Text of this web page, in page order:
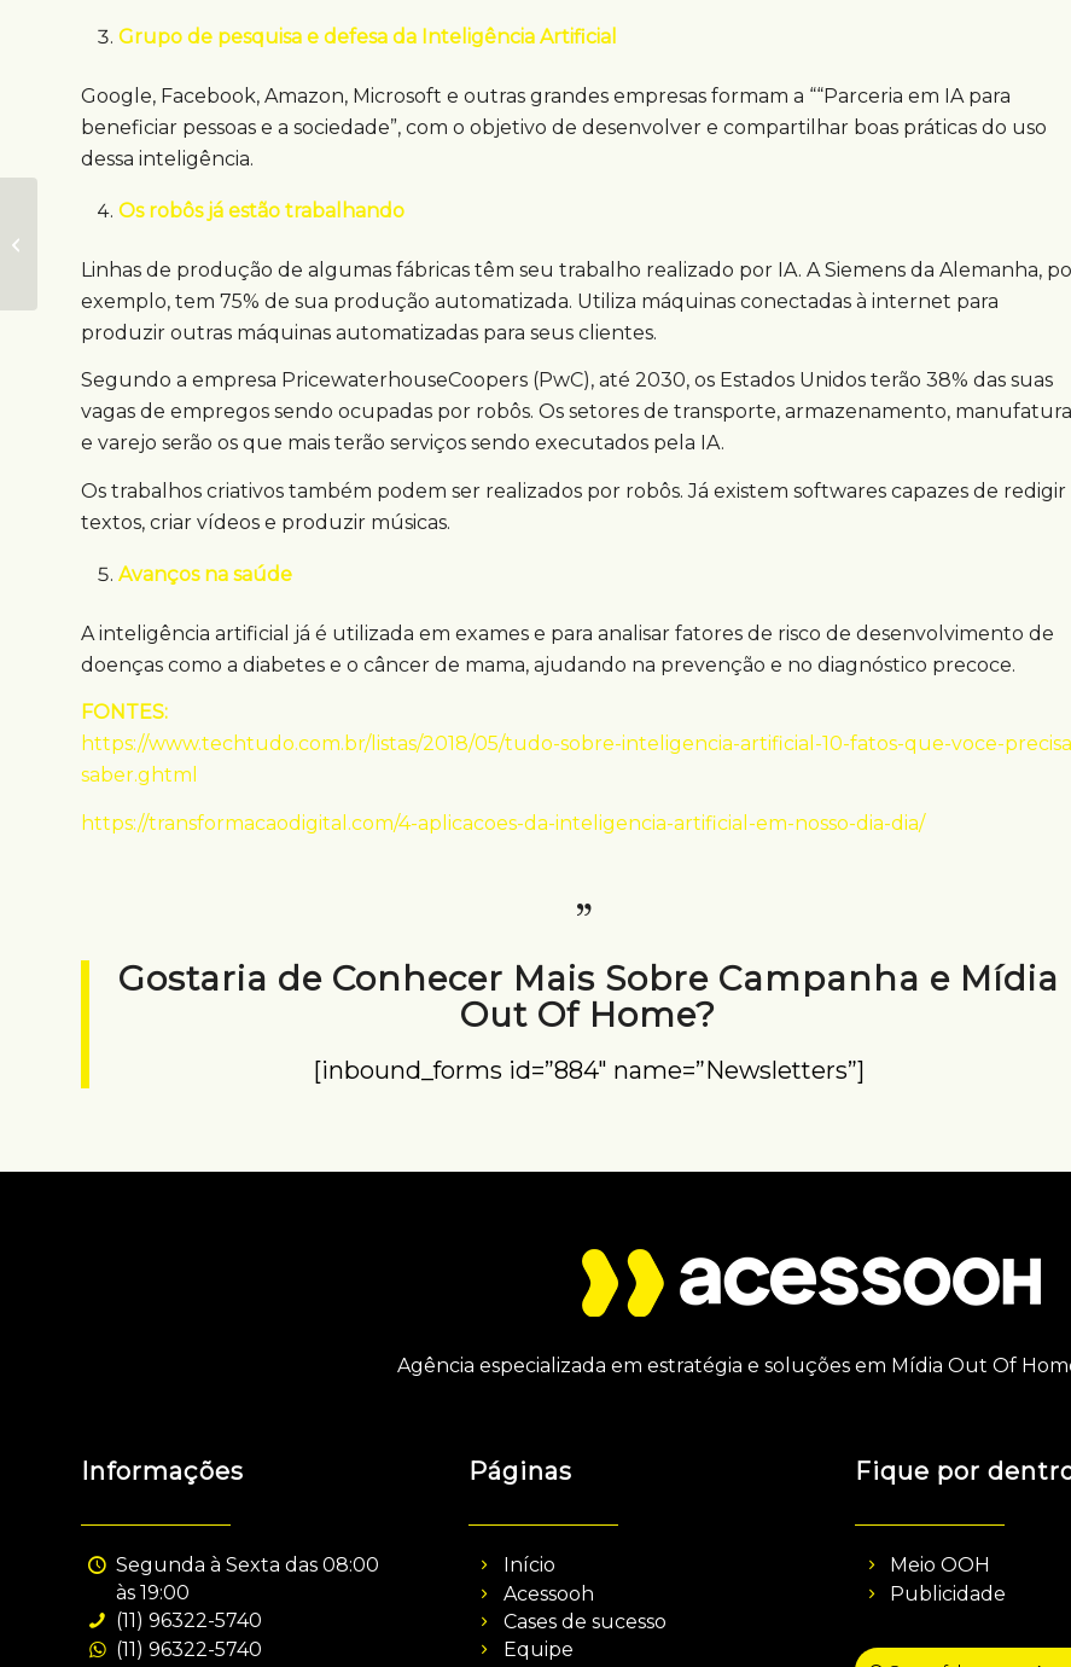
Grupo de pesquisa e defesa da Inteligência Artificial
Google, Facebook, Amazon, Microsoft e outras grandes empresas formam a ““Parceria em IA para
beneficiar pessoas e a sociedade”, com o objetivo de desenvolver e compartilhar boas práticas do uso
dessa inteligência.
Os robôs já estão trabalhando
Linhas de produção de algumas fábricas têm seu trabalho realizado por IA. A Siemens da Alemanha,
exemplo, tem 75% de sua produção automatizada. Utiliza máquinas conectadas à internet para
produzir outras máquinas automatizadas para seus clientes.
Segundo a empresa PricewaterhouseCoopers (PwC), até 2030, os Estados Unidos terão 38% das suas
vagas de empregos sendo ocupadas por robôs. Os setores de transporte, armazenamento, manufatura
e varejo serão os que mais terão serviços sendo executados pela IA.
Os trabalhos criativos também podem ser realizados por robôs. Já existem softwares capazes de redigir
textos, criar vídeos e produzir músicas.
Avanços na saúde
A inteligência artificial já é utilizada em exames e para analisar fatores de risco de desenvolvimento de
doenças como a diabetes e o câncer de mama, ajudando na prevenção e no diagnóstico precoce.
FONTES:
https://www.techtudo.com.br/listas/2018/05/tudo-sobre-inteligencia-artificial-10-fatos-que-voce-
saber.ghtml
https://transformacaodigital.com/4-aplicacoes-da-inteligencia-artificial-em-nosso-dia-dia/
Gostaria de Conhecer Mais Sobre Campanha e Mídia
Out Of Home?
[inbound_forms id=”884″ name=”Newsletters”]
Agência especializada em estratégia e soluções em Mídia Out Of
Informações
Segunda à Sexta das 08:00
às 19:00
(11) 96322-5740
(11) 96322-5740
Páginas
Início
Acessooh
Cases de sucesso
Equipe
Fique por
Meio OOH
Publicidade
Campanha usa mídia
conscientizar
população sobre
prevenção...